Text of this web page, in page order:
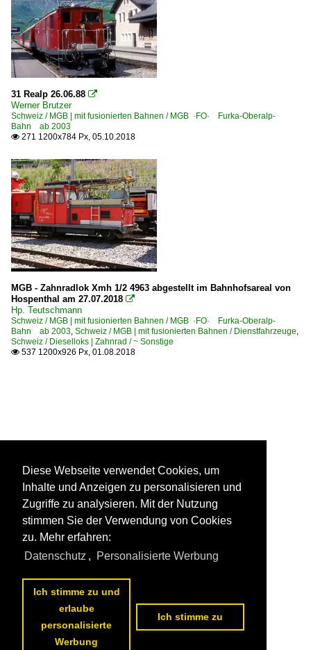
31 Realp 26.06.88 
Werner Brutzer
Schweiz / MGB | mit fusionierten Bahnen / MGB ·FO· Furka-Oberalp-
Bahn ab 2003
 271 1200x784 Px, 05.10.2018
MGB - Zahnradlok Xmh 1/2 4963 abgestellt im Bahnhofsareal von
Hospenthal am 27.07.2018 
Hp. Teutschmann
Schweiz / MGB | mit fusionierten Bahnen / MGB ·FO· Furka-Oberalp-
Bahn ab 2003 Schweiz / MGB | mit fusionierten Bahnen / Dienstfahrzeuge
Schweiz / Dieselloks | Zahnrad / ~ Sonstige
 537 1200x926 Px, 01.08.2018
Diese Webseite verwendet Cookies, um
Inhalte und Anzeigen zu personalisieren und
Zugriffe zu analysieren. Mit der Nutzung
stimmen Sie der Verwendung von Cookies
zu. Mehr erfahren:
Datenschutz , Personalisierte Werbung
Ich stimme zu und
erlaube
personalisierte
Werbung
Ich stimme zu